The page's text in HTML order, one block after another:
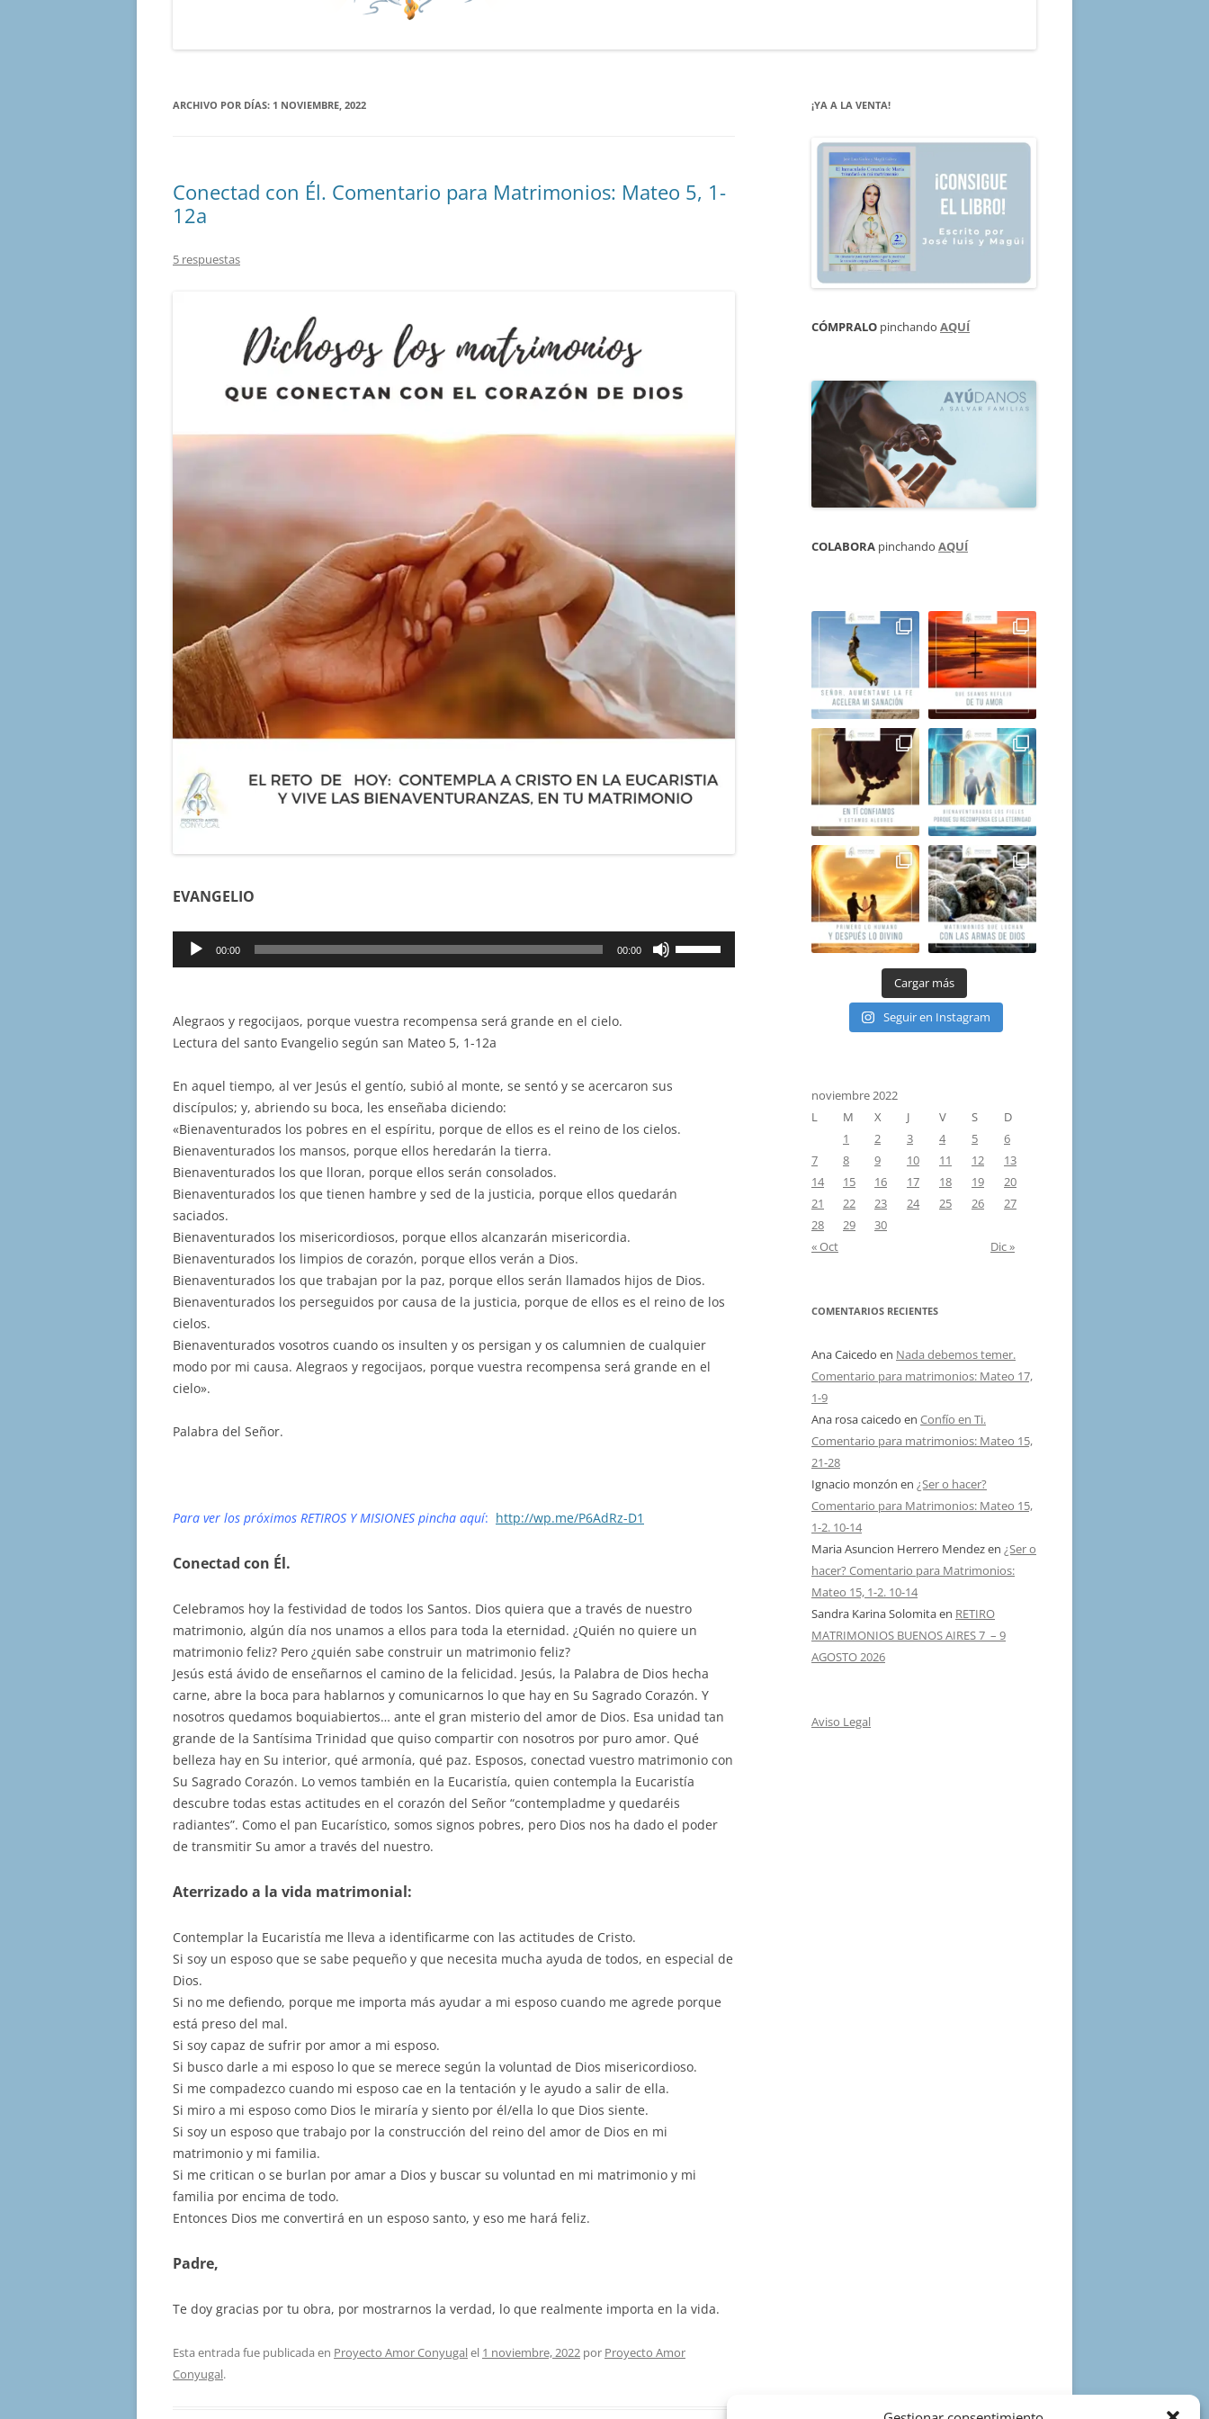
ARCHIVO POR DÍAS: 1 NOVIEMBRE, 2022
Conectad con Él. Comentario para Matrimonios: Mateo 5, 1-
12a
5 respuestas
EVANGELIO
Reproductor
00:00 00:00
disminuir
Alegraos y regocijaos, porque vuestra recompensa será grande en el cielo.
Lectura del santo Evangelio según san Mateo 5, 1-12a
En aquel tiempo, al ver Jesús el gentío, subió al monte, se sentó y se acercaron sus
discípulos; y, abriendo su boca, les enseñaba diciendo:
«Bienaventurados los pobres en el espíritu, porque de ellos es el reino de los cielos.
Bienaventurados los mansos, porque ellos heredarán la tierra.
Bienaventurados los que lloran, porque ellos serán consolados.
Bienaventurados los que tienen hambre y sed de la justicia, porque ellos quedarán
saciados.
Bienaventurados los misericordiosos, porque ellos alcanzarán misericordia.
Bienaventurados los limpios de corazón, porque ellos verán a Dios.
Bienaventurados los que trabajan por la paz, porque ellos serán llamados hijos de Dios.
Bienaventurados los perseguidos por causa de la justicia, porque de ellos es el reino de los
cielos.
Bienaventurados vosotros cuando os insulten y os persigan y os calumnien de cualquier
modo por mi causa. Alegraos y regocijaos, porque vuestra recompensa será grande en el
cielo».
Palabra del Señor.
Para ver los próximos RETIROS Y MISIONES pincha aquí: http://wp.me/P6AdRz-D1
Conectad con Él.
Celebramos hoy la festividad de todos los Santos. Dios quiera que a través de nuestro
matrimonio, algún día nos unamos a ellos para toda la eternidad. ¿Quién no quiere un
matrimonio feliz? Pero ¿quién sabe construir un matrimonio feliz?
Jesús está ávido de enseñarnos el camino de la felicidad. Jesús, la Palabra de Dios hecha
carne, abre la boca para hablarnos y comunicarnos lo que hay en Su Sagrado Corazón. Y
nosotros quedamos boquiabiertos… ante el gran misterio del amor de Dios. Esa unidad tan
grande de la Santísima Trinidad que quiso compartir con nosotros por puro amor. Qué
belleza hay en Su interior, qué armonía, qué paz. Esposos, conectad vuestro matrimonio con
Su Sagrado Corazón. Lo vemos también en la Eucaristía, quien contempla la Eucaristía
descubre todas estas actitudes en el corazón del Señor “contempladme y quedaréis
radiantes”. Como el pan Eucarístico, somos signos pobres, pero Dios nos ha dado el poder
de transmitir Su amor a través del nuestro.
Aterrizado a la vida matrimonial:
Contemplar la Eucaristía me lleva a identificarme con las actitudes de Cristo.
Si soy un esposo que se sabe pequeño y que necesita mucha ayuda de todos, en especial de
Dios.
Si no me defiendo, porque me importa más ayudar a mi esposo cuando me agrede porque
está preso del mal.
Si soy capaz de sufrir por amor a mi esposo.
Si busco darle a mi esposo lo que se merece según la voluntad de Dios misericordioso.
Si me compadezco cuando mi esposo cae en la tentación y le ayudo a salir de ella.
Si miro a mi esposo como Dios le miraría y siento por él/ella lo que Dios siente.
Si soy un esposo que trabajo por la construcción del reino del amor de Dios en mi
matrimonio y mi familia.
Si me critican o se burlan por amar a Dios y buscar su voluntad en mi matrimonio y mi
familia por encima de todo.
Entonces Dios me convertirá en un esposo santo, y eso me hará feliz.
Padre,
Te doy gracias por tu obra, por mostrarnos la verdad, lo que realmente importa en la vida.
Esta entrada fue publicada en Proyecto Amor Conyugalel 1 noviembre, 2022 por Proyecto Amor
Conyugal.
¡YA A LA VENTA!
CÓMPRALO pinchando AQUÍ
COLABORA pinchando AQUÍ
Cargar más
Seguir en Instagram
noviembre 2022
L
M X J V S
D
1
2 3 4 5
6
7
8 9 10 11 12
13
14
15 16 17 18 19
20
21
22 23 24 25 26
27
28
29
30
« Oct
Dic »
COMENTARIOS RECIENTES
Ana Caicedo en Nada debemos temer.
Comentario para matrimonios: Mateo 17,
1-9
Ana rosa caicedo en Confío en Ti.
Comentario para matrimonios: Mateo 15,
21-28
Ignacio monzón en ¿Ser o hacer?
Comentario para Matrimonios: Mateo 15,
1-2. 10-14
Maria Asuncion Herrero Mendezen ¿Ser o
hacer? Comentario para Matrimonios:
Mateo 15, 1-2. 10-14
Sandra Karina Solomitaen RETIRO
MATRIMONIOS BUENOS AIRES 7 – 9
AGOSTO 2026
Aviso Legal